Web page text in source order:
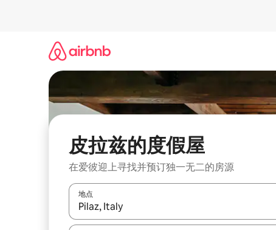
皮拉兹的度假屋
在爱彼迎上寻找并预订独一无二的房源
地点
如有搜索结果，请使用上下方向键查看，或通过点